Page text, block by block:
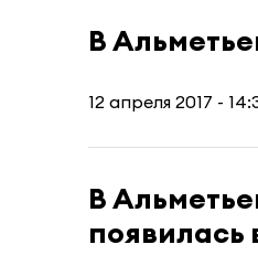
В
12 апреля 2017 -
В
появилась